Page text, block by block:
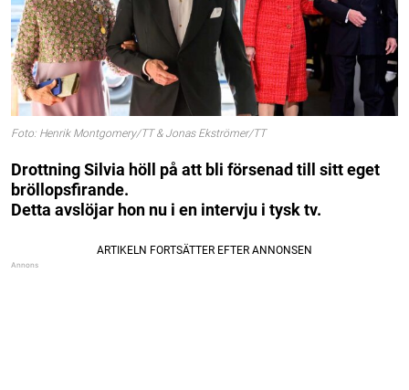
Foto: Henrik Montgomery/TT & Jonas Ekströmer/TT
Drottning Silvia höll på att bli försenad till sitt eget
bröllopsfirande.
Detta avslöjar hon nu i en intervju i tysk tv.